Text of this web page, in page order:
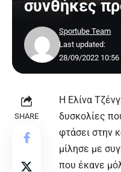
συνθήκες
Last updated:
28/09/2022 10:56
Sportube Team
SHARE
Η Ελίνα
δυσκολίες
φτάσει στην
μίλησε με
που έκανε